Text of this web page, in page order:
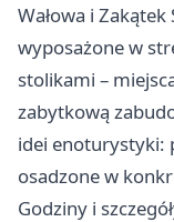
Wałowa i
wyposażone w
stolikami –
zabytkową
idei enoturystyki:
osadzone w
Godziny i